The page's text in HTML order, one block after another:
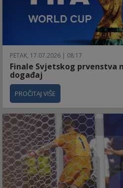
PETAK, 17.07.2026 | 08:17
Finale Svjetskog prvenstva
događaj
PROČITAJ VIŠE